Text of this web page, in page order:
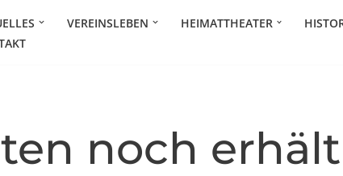
VEREINSLEBEN HEIMATTHEATER
noch